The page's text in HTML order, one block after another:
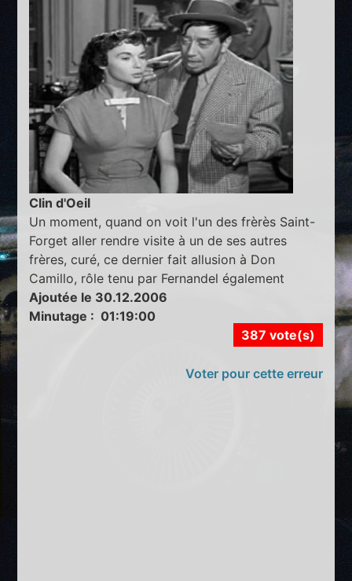
Clin d'Oeil
Un moment, quand on voit l'un des frèrès Saint-
Forget aller rendre visite à un de ses autres
frères, curé, ce dernier fait allusion à Don
Camillo, rôle tenu par Fernandel également
Ajoutée le 30.12.2006
Minutage : 01:19:00
387 vote(s)
Voter pour cette erreur